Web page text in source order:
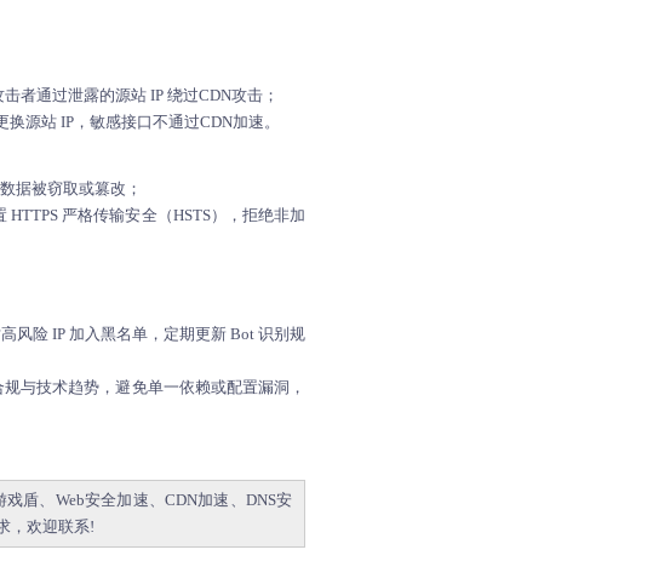
者通过泄露的源站 IP 绕过CDN攻击；
换源站 IP，敏感接口不通过CDN加速。
据被窃取或篡改；
严格传输安全（HSTS），拒绝非加
风险 IP 加入黑名单，定期更新 Bot 识别规
与技术趋势，避免单一依赖或配置漏洞，
戏盾、 Web安全加速、 CDN加速 、 DNS安
，欢迎联系!